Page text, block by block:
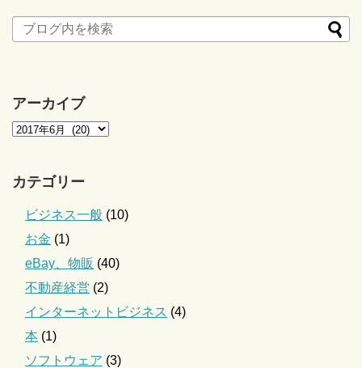
アーカイブ
カテゴリー
ビジネス一般 (10)
お金 (1)
eBay、物販 (40)
不動産経営 (2)
インターネットビジネス (4)
本 (1)
ソフトウェア (3)